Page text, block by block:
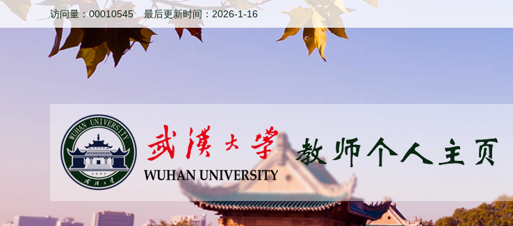
访问量：00010545 最后更新时间： 2026-1-16